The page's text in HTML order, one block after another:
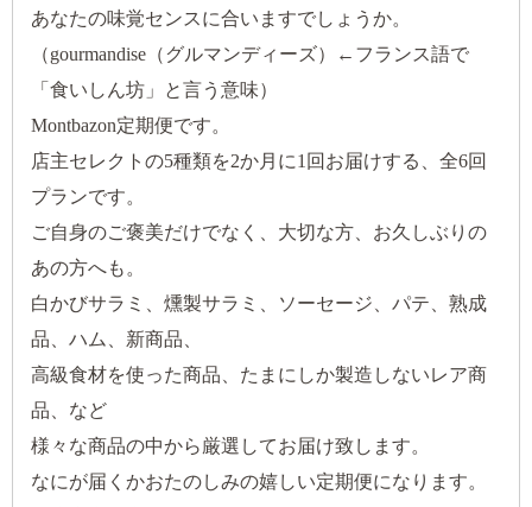
あなたの味覚センスに合いますでしょうか。
（gourmandise（グルマンディーズ）←フランス語で
「食いしん坊」と言う意味）
Montbazon定期便です。
店主セレクトの5種類を2か月に1回お届けする、全6回
プランです。
ご自身のご褒美だけでなく、大切な方、お久しぶりの
あの方へも。
白かびサラミ、燻製サラミ、ソーセージ、パテ、熟成
品、ハム、新商品、
高級食材を使った商品、たまにしか製造しないレア商
品、など
様々な商品の中から厳選してお届け致します。
なにが届くかおたのしみの嬉しい定期便になります。